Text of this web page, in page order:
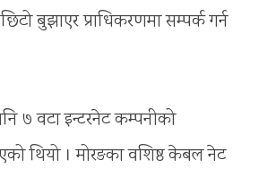
बुझाएर प्राधिकरणमा सम्पर्क गर्न
७ वटा इन्टरनेट कम्पनीको
थियो । मोरङका वशिष्ठ केबल नेट